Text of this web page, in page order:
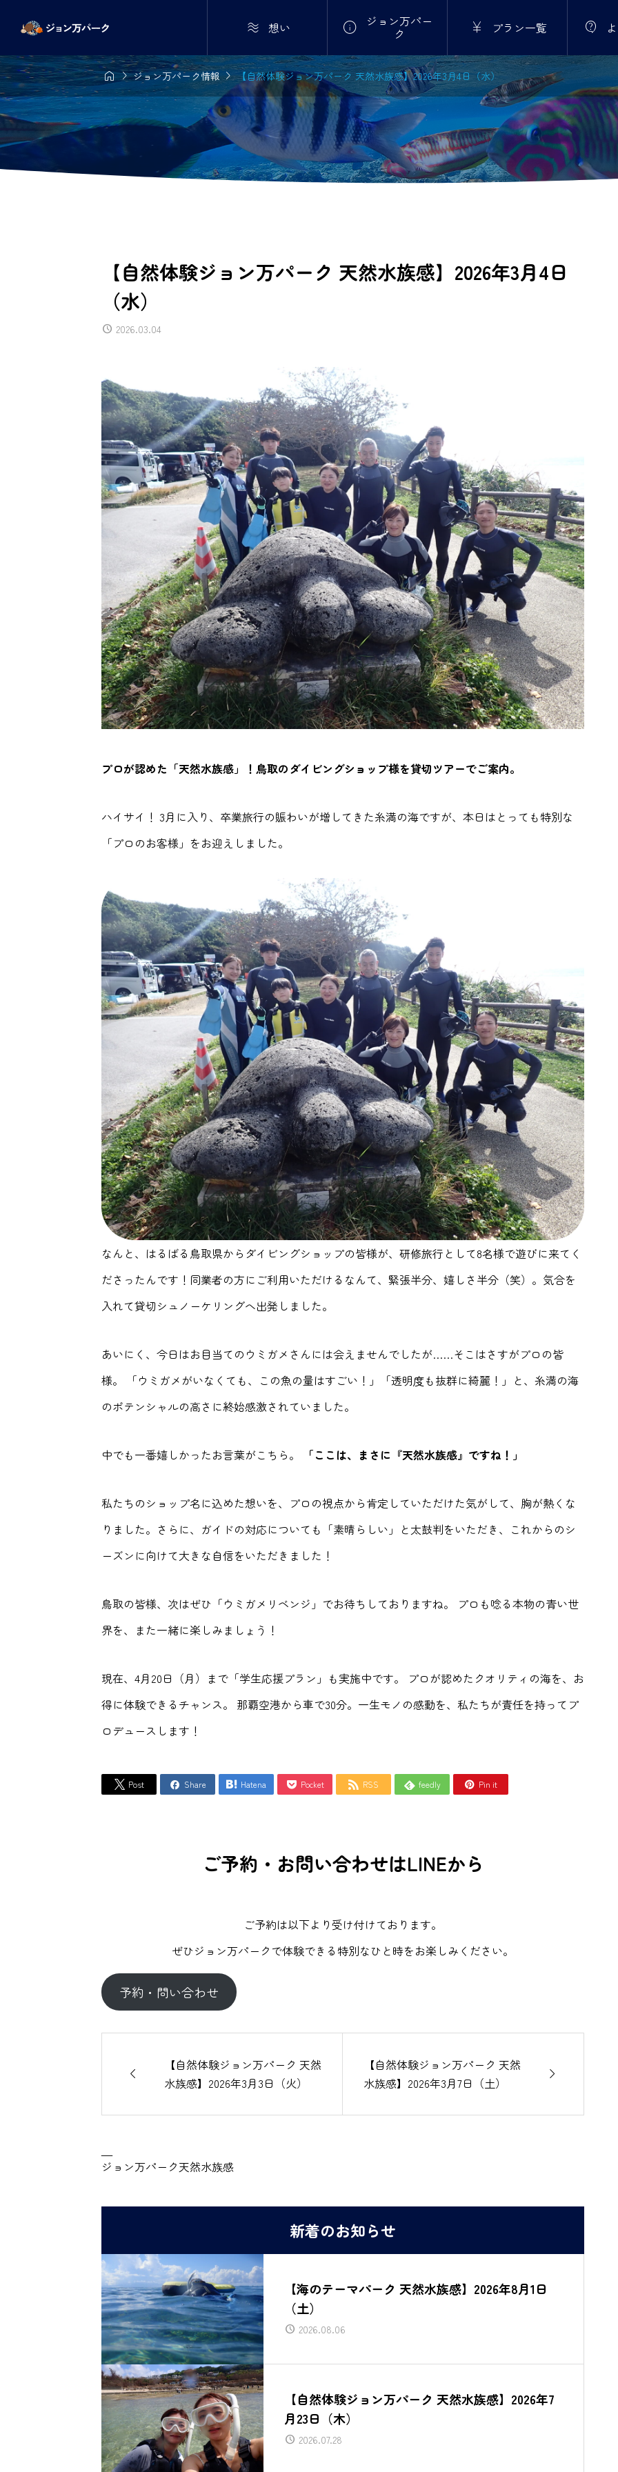
 想い  ジョン万パー
ク  プラン一覧 
ジョン万パーク情報【自然体験ジョン万パーク 天然水族感】2026年3月4日（水）
【自然体験ジョン万パーク 天然水族感】2026年3月4日
（水）
2026.03.04
プロが認めた「天然水族感」！鳥取のダイビングショップ様を貸切ツアーでご案内。
ハイサイ！ 3月に入り、卒業旅行の賑わいが増してきた糸満の海ですが、本日はとっても特別な
「プロのお客様」をお迎えしました。
なんと、はるばる鳥取県からダイビングショップの皆様が、研修旅行として8名様で遊びに来てく
ださったんです！同業者の方にご利用いただけるなんて、緊張半分、嬉しさ半分（笑）。気合を
入れて貸切シュノーケリングへ出発しました。
あいにく、今日はお目当てのウミガメさんには会えませんでしたが……そこはさすがプロの皆
様。 「ウミガメがいなくても、この魚の量はすごい！」「透明度も抜群に綺麗！」と、糸満の海
のポテンシャルの高さに終始感激されていました。
中でも一番嬉しかったお言葉がこちら。 「ここは、まさに『天然水族感』ですね！」
私たちのショップ名に込めた想いを、プロの視点から肯定していただけた気がして、胸が熱くな
りました。さらに、ガイドの対応についても「素晴らしい」と太鼓判をいただき、これからのシ
ーズンに向けて大きな自信をいただきました！
鳥取の皆様、次はぜひ「ウミガメリベンジ」でお待ちしておりますね。 プロも唸る本物の青い世
界を、また一緒に楽しみましょう！
現在、4月20日（月）まで「学生応援プラン」も実施中です。 プロが認めたクオリティの海を、お
得に体験できるチャンス。 那覇空港から車で30分。一生モノの感動を、私たちが責任を持ってプ
ロデュースします！
 Post  Share  Hatena  Pocket  RSS  feedly  Pin it
ご予約・お問い合わせはLINEから
ご予約は以下より受け付けております。
ぜひジョン万パークで体験できる特別なひと時をお楽しみください。
予約・問い合わせ

【自然体験ジョン万パーク 天然
水族感】2026年3月3日（火）
【自然体験ジョン万パーク 天然
水族感】2026年3月7日（土）

—
ジョン万パーク天然水族感
新着のお知らせ
【海のテーマパーク 天然水族感】2026年8月1日
（土）
2026.08.06
【自然体験ジョン万パーク 天然水族感】2026年7
月23日（木）
2026.07.28